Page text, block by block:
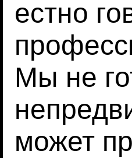
естно
Мы не
может